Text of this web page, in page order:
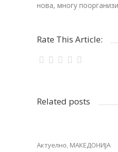
нова, многу
Rate This Article:
Related posts
Актуелно, МАКЕДОНИЈА